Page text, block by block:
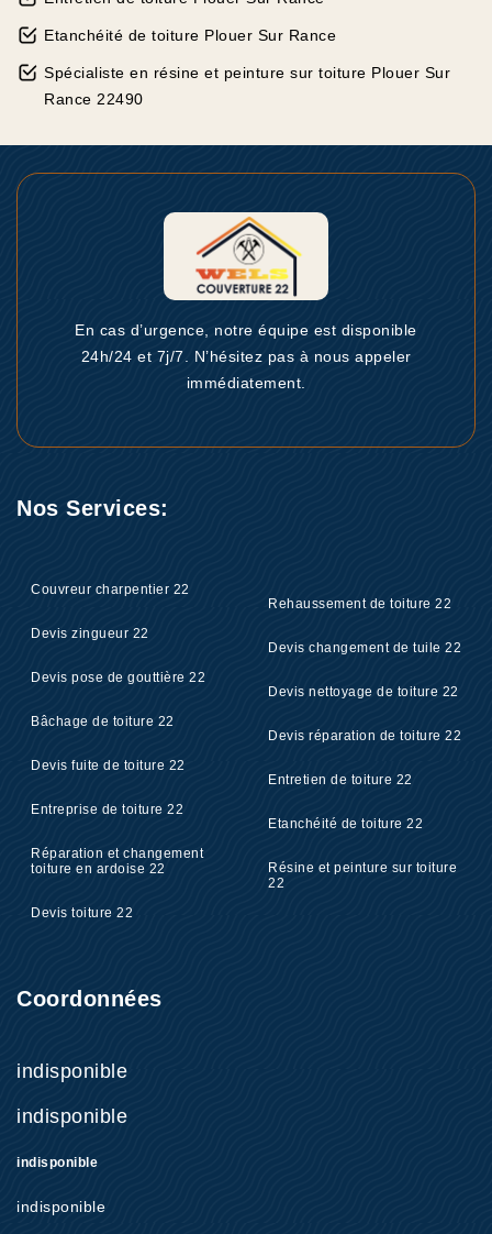
Etanchéité de toiture Plouer Sur Rance
Spécialiste en résine et peinture sur toiture Plouer Sur
Rance 22490
En cas d’urgence, notre équipe est disponible
24h/24 et 7j/7. N’hésitez pas à nous appeler
immédiatement.
Nos Services:
Couvreur charpentier 22
Devis zingueur 22
Devis pose de gouttière 22
Bâchage de toiture 22
Devis fuite de toiture 22
Entreprise de toiture 22
Réparation et changement
toiture en ardoise 22
Devis toiture 22
Rehaussement de toiture 22
Devis changement de tuile 22
Devis nettoyage de toiture 22
Devis réparation de toiture 22
Entretien de toiture 22
Etanchéité de toiture 22
Résine et peinture sur toiture
22
Coordonnées
indisponible
indisponible
indisponible
indisponible